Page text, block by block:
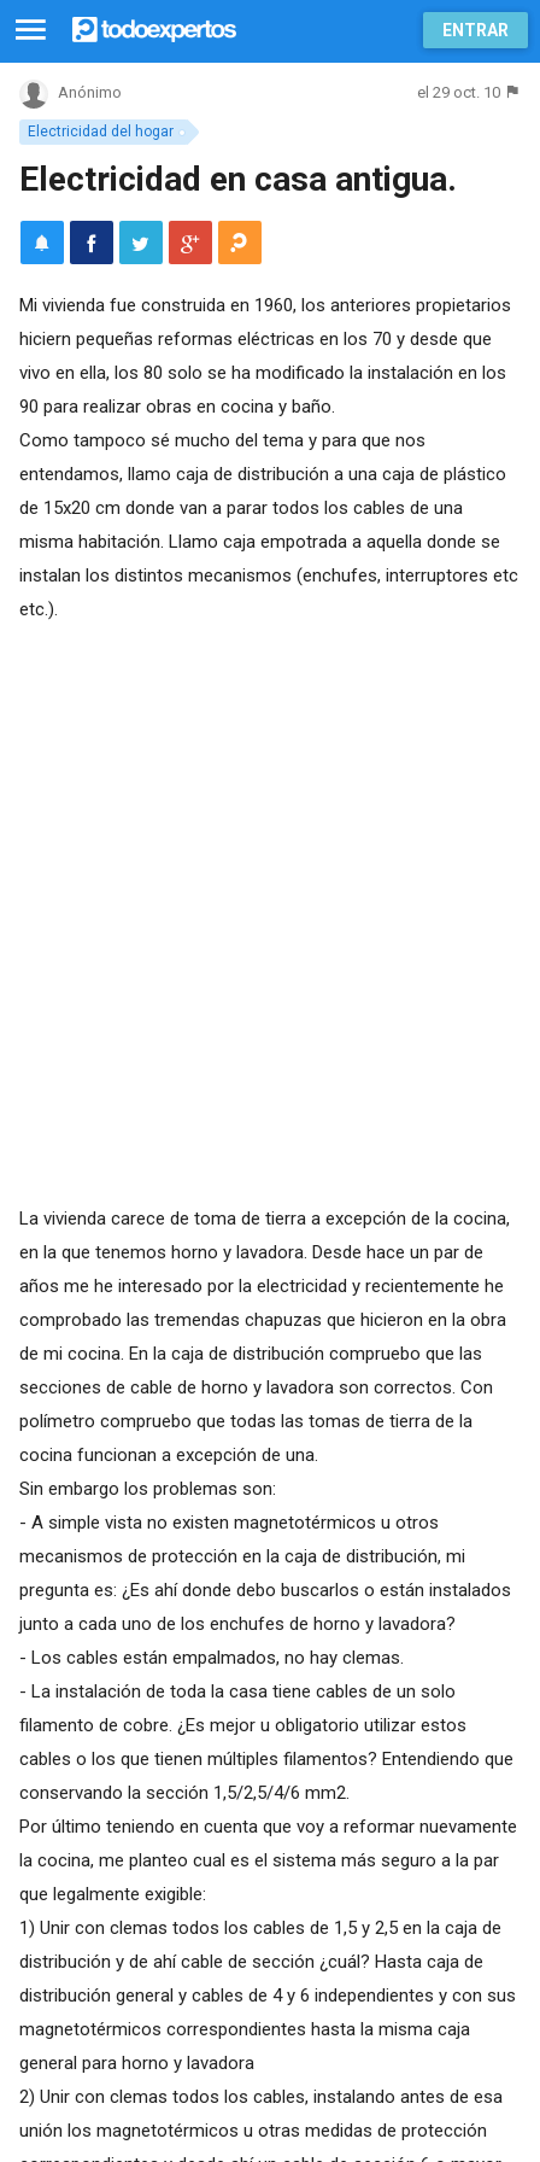
ENTRAR
Electricidad del hogar
Anónimo el 29 oct. 10
Electricidad en casa antigua.
Mi vivienda fue construida en 1960, los anteriores propietarios
hiciern pequeñas reformas eléctricas en los 70 y desde que
vivo en ella, los 80 solo se ha modificado la instalación en los
90 para realizar obras en cocina y baño.
Como tampoco sé mucho del tema y para que nos
entendamos, llamo caja de distribución a una caja de plástico
de 15x20 cm donde van a parar todos los cables de una
misma habitación. Llamo caja empotrada a aquella donde se
instalan los distintos mecanismos (enchufes, interruptores etc
etc.).
La vivienda carece de toma de tierra a excepción de la cocina,
en la que tenemos horno y lavadora. Desde hace un par de
años me he interesado por la electricidad y recientemente he
comprobado las tremendas chapuzas que hicieron en la obra
de mi cocina. En la caja de distribución compruebo que las
secciones de cable de horno y lavadora son correctos. Con
polímetro compruebo que todas las tomas de tierra de la
cocina funcionan a excepción de una.
Sin embargo los problemas son:
- A simple vista no existen magnetotérmicos u otros
mecanismos de protección en la caja de distribución, mi
pregunta es: ¿Es ahí donde debo buscarlos o están instalados
junto a cada uno de los enchufes de horno y lavadora?
- Los cables están empalmados, no hay clemas.
- La instalación de toda la casa tiene cables de un solo
filamento de cobre. ¿Es mejor u obligatorio utilizar estos
cables o los que tienen múltiples filamentos? Entendiendo que
conservando la sección 1,5/2,5/4/6 mm2.
Por último teniendo en cuenta que voy a reformar nuevamente
la cocina, me planteo cual es el sistema más seguro a la par
que legalmente exigible:
1) Unir con clemas todos los cables de 1,5 y 2,5 en la caja de
distribución y de ahí cable de sección ¿cuál? Hasta caja de
distribución general y cables de 4 y 6 independientes y con sus
magnetotérmicos correspondientes hasta la misma caja
general para horno y lavadora
2) Unir con clemas todos los cables, instalando antes de esa
unión los magnetotérmicos u otras medidas de protección